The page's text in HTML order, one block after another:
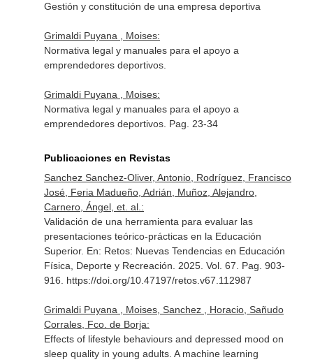
Gestión y constitución de una empresa deportiva
Grimaldi Puyana , Moises:
Normativa legal y manuales para el apoyo a
emprendedores deportivos.
Grimaldi Puyana , Moises:
Normativa legal y manuales para el apoyo a
emprendedores deportivos. Pag. 23-34
Publicaciones en Revistas
Sanchez Sanchez-Oliver, Antonio, Rodríguez, Francisco
José, Feria Madueño, Adrián, Muñoz, Alejandro,
Carnero, Ángel, et. al.:
Validación de una herramienta para evaluar las
presentaciones teórico-prácticas en la Educación
Superior. En: Retos: Nuevas Tendencias en Educación
Física, Deporte y Recreación . 2025. Vol. 67. Pag. 903-
916. https://doi.org/10.47197/retos.v67.112987
Grimaldi Puyana , Moises, Sanchez , Horacio, Sañudo
Corrales, Fco. de Borja:
Effects of lifestyle behaviours and depressed mood on
sleep quality in young adults. A machine learning